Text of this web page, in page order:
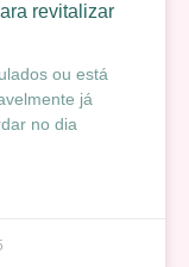
revitalizar
ou está
já
no dia